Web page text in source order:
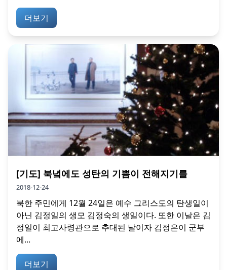
더보기
[기도] 북녘에도 성탄의 기쁨이 전해지기를
2018-12-24
북한 주민에게 12월 24일은 예수 그리스도의 탄생일이
아닌 김정일의 생모 김정숙의 생일이다. 또한 이날은 김
정일이 최고사령관으로 추대된 날이자 김정은이 군부
에...
더보기